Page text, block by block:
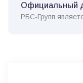
Официальный
РБС-Групп